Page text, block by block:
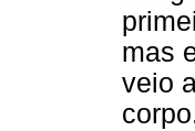
mas
veio